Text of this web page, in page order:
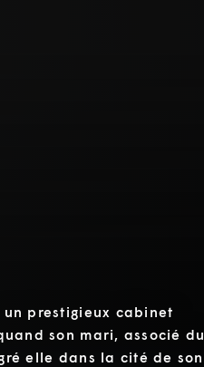
prestigieux cabinet
son mari, associé du
elle dans la cité de son